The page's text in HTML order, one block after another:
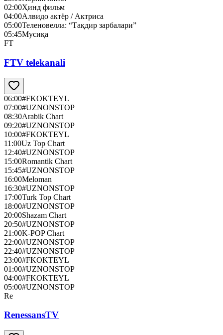
02:00Ҳинд фильм
04:00Алвидо актёр / Актриса
05:00Теленовелла: “Тақдир зарбалари”
05:45Мусиқа
FT
FTV telekanali
06:00#FKOKTEYL
07:00#UZNONSTOP
08:30Arabik Chart
09:20#UZNONSTOP
10:00#FKOKTEYL
11:00Uz Top Chart
12:40#UZNONSTOP
15:00Romantik Chart
15:45#UZNONSTOP
16:00Meloman
16:30#UZNONSTOP
17:00Turk Top Chart
18:00#UZNONSTOP
20:00Shazam Chart
20:50#UZNONSTOP
21:00K-POP Chart
22:00#UZNONSTOP
22:40#UZNONSTOP
23:00#FKOKTEYL
01:00#UZNONSTOP
04:00#FKOKTEYL
05:00#UZNONSTOP
Re
RenessansTV